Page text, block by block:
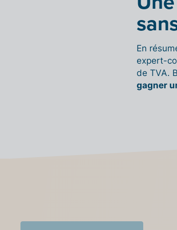
En
expert-
de TVA.
gagner